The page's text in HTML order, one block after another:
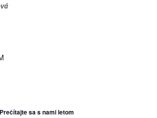
sa s nami letom